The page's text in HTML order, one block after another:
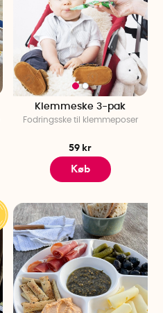
Klemmeske 3-pak
Fodringsske til klemmeposer
59 kr
Køb